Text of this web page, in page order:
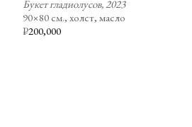
₽200,000
Букет гладиолусов, 2023
90×80 см., холст, масло